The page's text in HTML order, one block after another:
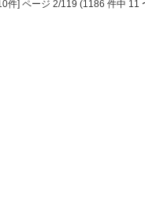
件] ページ 2/119 (1186 件中 11